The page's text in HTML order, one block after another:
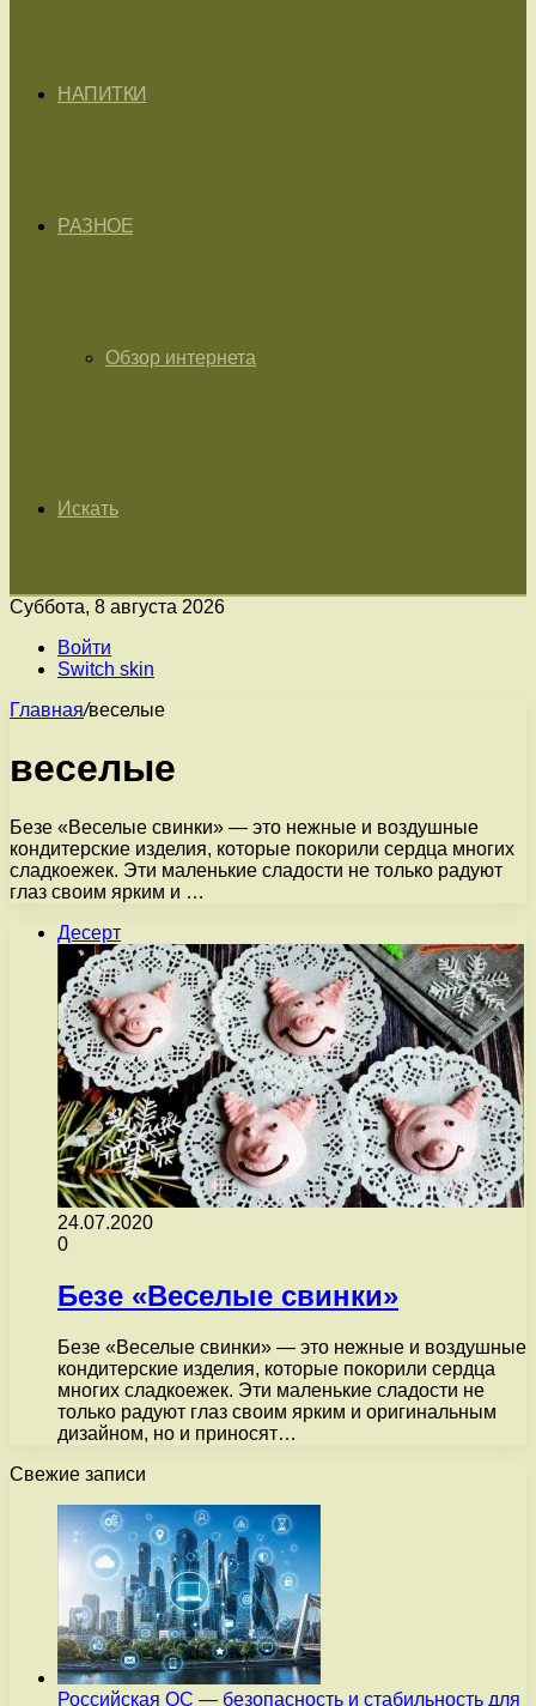
НАПИТКИ
РАЗНОЕ
Обзор интернета
Искать
Суббота, 8 августа 2026
Войти
Switch skin
Главная/веселые
веселые
Безе «Веселые свинки» — это нежные и воздушные
кондитерские изделия, которые покорили сердца многих
сладкоежек. Эти маленькие сладости не только радуют
глаз своим ярким и …
Десерт
24.07.2020
0
Безе «Веселые свинки»
Безе «Веселые свинки» — это нежные и воздушные
кондитерские изделия, которые покорили сердца
многих сладкоежек. Эти маленькие сладости не
только радуют глаз своим ярким и оригинальным
дизайном, но и приносят…
Свежие записи
Российская ОС — безопасность и стабильность для